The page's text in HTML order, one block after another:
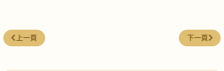
上一篇文章: 烏豆紅棗魚尾湯
上一頁 下一篇文章
下一頁